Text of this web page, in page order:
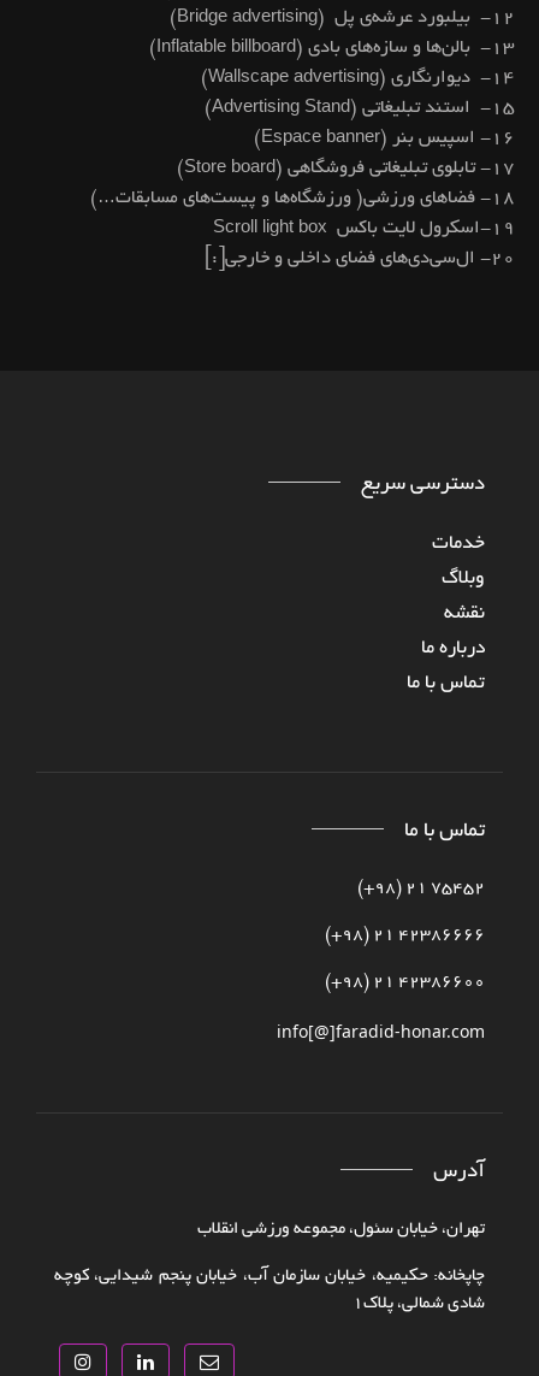
۱۲- بیلبورد عرشه‌ی پل (Bridge advertising)
۱۳- بالن‌ها و سازه‌های بادی (Inflatable billboard)
۱۴- دیوارنگاری (Wallscape advertising)
۱۵- استند تبلیغاتی (Advertising Stand)
۱۶- اسپیس بنر (Espace banner)
۱۷- تابلوی تبلیغاتی فروشگاهی (Store board)
۱۸- فضاهای ورزشی( ورزشگاه‌ها و پیست‌های مسابقات…)
۱۹-اسکرول لایت باکس Scroll light box
۲۰- ال‌سی‌دی‌های فضای داخلی و خارجی[:]
دسترسی سریع
خدمات
وبلاگ
نقشه
درباره‌ ما
تماس با ما
تماس با ما
75452 21 (98+)
42386666 21 (98+)
42386600 21 (98+)
info[@]faradid-honar.com
آدرس
تهران، خیابان سئول، مجموعه ورزشی انقلاب
چاپخانه: حکیمیه، خیابان سازمان آب، خیابان پنجم شیدایی، کوچه
شادی شمالی، پلاک‌۱